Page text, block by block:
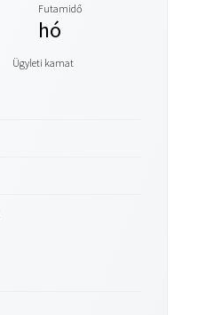
Futamidő
hó
Ügyleti kamat